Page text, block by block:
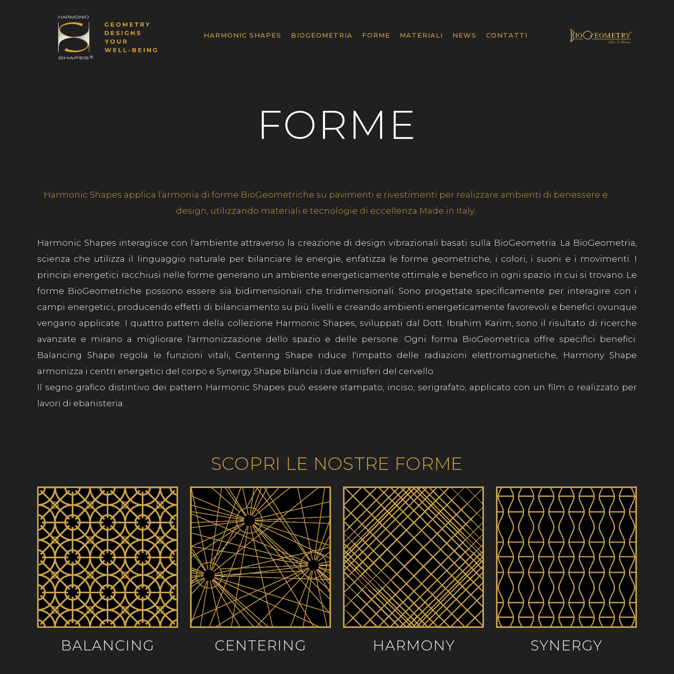
HARMONIC SHAPES BIOGEOMETRIA FORME MATERIALI NEWS CONTATTI
FORME
Harmonic Shapes applica l’armonia di forme BioGeometriche su pavimenti e rivestimenti per realizzare ambienti di benessere e
design, utilizzando materiali e tecnologie di eccellenza Made in Italy.
Harmonic Shapes interagisce con l'ambiente attraverso la creazione di design vibrazionali basati sulla BioGeometria. La BioGeometria,
scienza che utilizza il linguaggio naturale per bilanciare le energie, enfatizza le forme geometriche, i colori, i suoni e i movimenti. I
principi energetici racchiusi nelle forme generano un ambiente energeticamente ottimale e benefico in ogni spazio in cui si trovano. Le
forme BioGeometriche possono essere sia bidimensionali che tridimensionali. Sono progettate specificamente per interagire con i
campi energetici, producendo effetti di bilanciamento su più livelli e creando ambienti energeticamente favorevoli e benefici ovunque
vengano applicate. I quattro pattern della collezione Harmonic Shapes, sviluppati dal Dott. Ibrahim Karim, sono il risultato di ricerche
avanzate e mirano a migliorare l'armonizzazione dello spazio e delle persone. Ogni forma BioGeometrica offre specifici benefici:
Balancing Shape regola le funzioni vitali, Centering Shape riduce l'impatto delle radiazioni elettromagnetiche, Harmony Shape
armonizza i centri energetici del corpo e Synergy Shape bilancia i due emisferi del cervello.
Il segno grafico distintivo dei pattern Harmonic Shapes può essere stampato, inciso, serigrafato, applicato con un film o realizzato per
lavori di ebanisteria.
SCOPRI LE NOSTRE FORME
BALANCING CENTERING HARMONY SYNERGY